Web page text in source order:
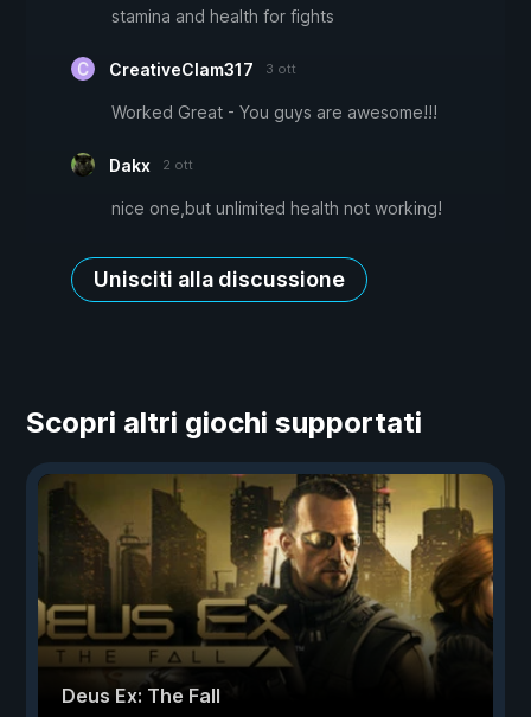
stamina and health for fights
CreativeClam317 3 ott
Worked Great - You guys are awesome!!!
Dakx 2 ott
nice one,but unlimited health not working!
Unisciti alla discussione
Scopri altri giochi supportati
Deus Ex: The Fall